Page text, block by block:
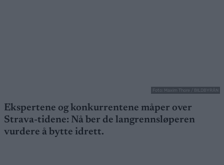
Foto: Maxim Thore / BILDBYRÅN
Ekspertene og konkurrentene måper over
Strava-tidene: Nå ber de langrennsløperen
vurdere å bytte idrett.